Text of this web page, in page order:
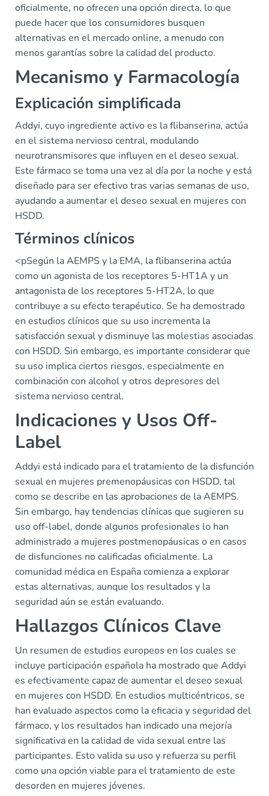
oficialmente, no ofrecen una opción directa, lo que
puede hacer que los consumidores busquen
alternativas en el mercado online, a menudo con
menos garantías sobre la calidad del producto.
Mecanismo y Farmacología
Explicación simplificada
Addyi, cuyo ingrediente activo es la flibanserina, actúa
en el sistema nervioso central, modulando
neurotransmisores que influyen en el deseo sexual.
Este fármaco se toma una vez al día por la noche y está
diseñado para ser efectivo tras varias semanas de uso,
ayudando a aumentar el deseo sexual en mujeres con
HSDD.
Términos clínicos
<pSegún la AEMPS y la EMA, la flibanserina actúa
como un agonista de los receptores 5-HT1A y un
antagonista de los receptores 5-HT2A, lo que
contribuye a su efecto terapéutico. Se ha demostrado
en estudios clínicos que su uso incrementa la
satisfacción sexual y disminuye las molestias asociadas
con HSDD. Sin embargo, es importante considerar que
su uso implica ciertos riesgos, especialmente en
combinación con alcohol y otros depresores del
sistema nervioso central.
Indicaciones y Usos Off-
Label
Addyi está indicado para el tratamiento de la disfunción
sexual en mujeres premenopáusicas con HSDD, tal
como se describe en las aprobaciones de la AEMPS.
Sin embargo, hay tendencias clínicas que sugieren su
uso off-label, donde algunos profesionales lo han
administrado a mujeres postmenopáusicas o en casos
de disfunciones no calificadas oficialmente. La
comunidad médica en España comienza a explorar
estas alternativas, aunque los resultados y la
seguridad aún se están evaluando.
Hallazgos Clínicos Clave
Un resumen de estudios europeos en los cuales se
incluye participación española ha mostrado que Addyi
es efectivamente capaz de aumentar el deseo sexual
en mujeres con HSDD. En estudios multicéntricos, se
han evaluado aspectos como la eficacia y seguridad del
fármaco, y los resultados han indicado una mejoría
significativa en la calidad de vida sexual entre las
participantes. Esto valida su uso y refuerza su perfil
como una opción viable para el tratamiento de este
desorden en mujeres jóvenes.